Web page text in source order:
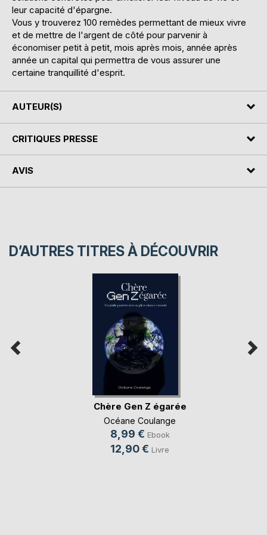
leur capacité d'épargne.
Vous y trouverez 100 remèdes permettant de mieux vivre
et de mettre de l'argent de côté pour parvenir à
économiser petit à petit, mois après mois, année après
année un capital qui permettra de vous assurer une
certaine tranquillité d'esprit.
AUTEUR(S)
CRITIQUES PRESSE
AVIS
D’AUTRES TITRES À DÉCOUVRIR
Chère Gen Z égarée
Océane Coulange
8,99 € Ebook
12,90 € Livre